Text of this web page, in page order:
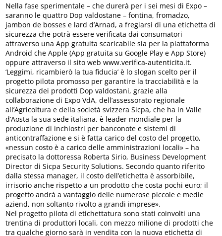
Nella fase sperimentale – che durerà per i sei mesi di Expo –
saranno le quattro Dop valdostane – fontina, fromadzo,
jambon de bosses e lard d’Arnad, a fregiarsi di una etichetta di
sicurezza che potrà essere verificata dai consumatori
attraverso una App gratuita scaricabile sia per la piattaforma
Android che Apple (App gratuita su Google Play e App Store)
oppure attraverso il sito web www.verifica-autenticita.it.
‘Leggimi, ricambierò la tua fiducia’ è lo slogan scelto per il
progetto pilota promosso per garantire la tracciabilità e la
sicurezza dei prodotti Dop valdostani, grazie alla
collaborazione di Expo VdA, dell’assessorato regionale
all’Agricoltura e della società svizzera Sicpa, che ha in Valle
d’Aosta la sua sede italiana, è leader mondiale per la
produzione di inchiostri per banconote e sistemi di
anticontraffazione e si è fatta carico del costo del progetto,
«nessun costo è a carico delle amministrazioni locali» – ha
precisato la dottoressa Roberta Sirio, Business Development
Director di Sicpa Security Solutions. Secondo quanto riferito
dalla stessa manager, il costo dell’etichetta è assorbibile,
irrisorio anche rispetto a un prodotto che costa pochi euro; il
progetto andrà a vantaggio delle numerose piccole e medie
aziend, non soltanto rivolto a grandi imprese».
Nel progetto pilota di etichettatura sono stati coinvolti una
trentina di produttori locali, con mezzo milione di prodotti che
tra qualche giorno sarà in vendita con la nuova etichetta di